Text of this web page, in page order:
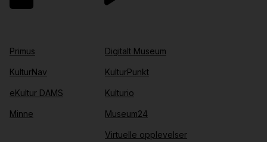
Primus
KulturNav
eKultur DAMS
Minne
Digitalt Museum
KulturPunkt
Kulturio
Museum24
Virtuelle opplevelser